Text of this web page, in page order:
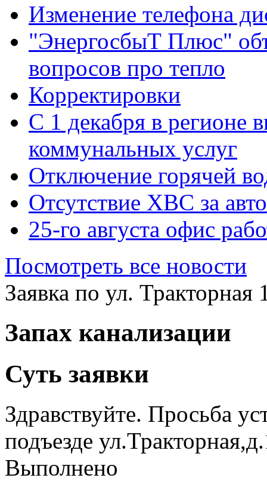
Изменение телефона
"ЭнергосбыТ Плюс"
вопросов про тепло
Корректировки
С 1 декабря в регионе
коммунальных услуг
Отключение горячей
Отсутствие ХВС за
25-го августа офис
Посмотреть все новости
Заявка по ул. Тракторная
Запах канализации
Суть заявки
Здравствуйте. Просьба
подъезде
Выполнено